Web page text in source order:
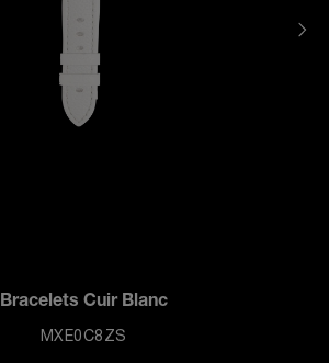
Bracelets Cuir Blanc
MXE0C8ZS